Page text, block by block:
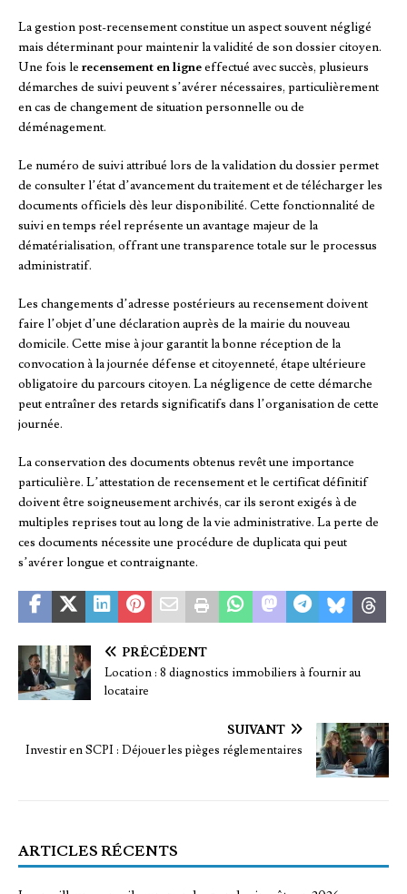
La gestion post-recensement constitue un aspect souvent négligé
mais déterminant pour maintenir la validité de son dossier citoyen.
Une fois le recensement en ligneeffectué avec succès, plusieurs
démarches de suivi peuvent s’avérer nécessaires, particulièrement
en cas de changement de situation personnelle ou de
déménagement.
Le numéro de suivi attribué lors de la validation du dossier permet
de consulter l’état d’avancement du traitement et de télécharger les
documents officiels dès leur disponibilité. Cette fonctionnalité de
suivi en temps réel représente un avantage majeur de la
dématérialisation, offrant une transparence totale sur le processus
administratif.
Les changements d’adresse postérieurs au recensement doivent
faire l’objet d’une déclaration auprès de la mairie du nouveau
domicile. Cette mise à jour garantit la bonne réception de la
convocation à la journée défense et citoyenneté, étape ultérieure
obligatoire du parcours citoyen. La négligence de cette démarche
peut entraîner des retards significatifs dans l’organisation de cette
journée.
La conservation des documents obtenus revêt une importance
particulière. L’attestation de recensement et le certificat définitif
doivent être soigneusement archivés, car ils seront exigés à de
multiples reprises tout au long de la vie administrative. La perte de
ces documents nécessite une procédure de duplicata qui peut
s’avérer longue et contraignante.
PRÉCÉDENT
Location : 8 diagnostics immobiliers à fournir au
locataire
SUIVANT
Investir en SCPI : Déjouer les pièges réglementaires
ARTICLES RÉCENTS